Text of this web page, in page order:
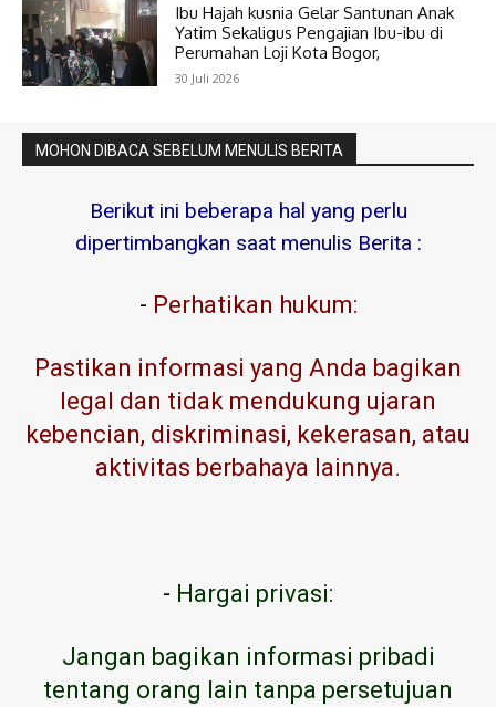
Ibu Hajah kusnia Gelar Santunan Anak
Yatim Sekaligus Pengajian Ibu-ibu di
Perumahan Loji Kota Bogor,
30 Juli 2026
MOHON DIBACA SEBELUM MENULIS BERITA
Berikut ini beberapa hal yang perlu
dipertimbangkan saat menulis Berita :
- Perhatikan hukum:
Pastikan informasi yang Anda bagikan
legal dan tidak mendukung ujaran
kebencian, diskriminasi, kekerasan, atau
aktivitas berbahaya lainnya.
- Hargai privasi:
Jangan bagikan informasi pribadi
tentang orang lain tanpa persetujuan